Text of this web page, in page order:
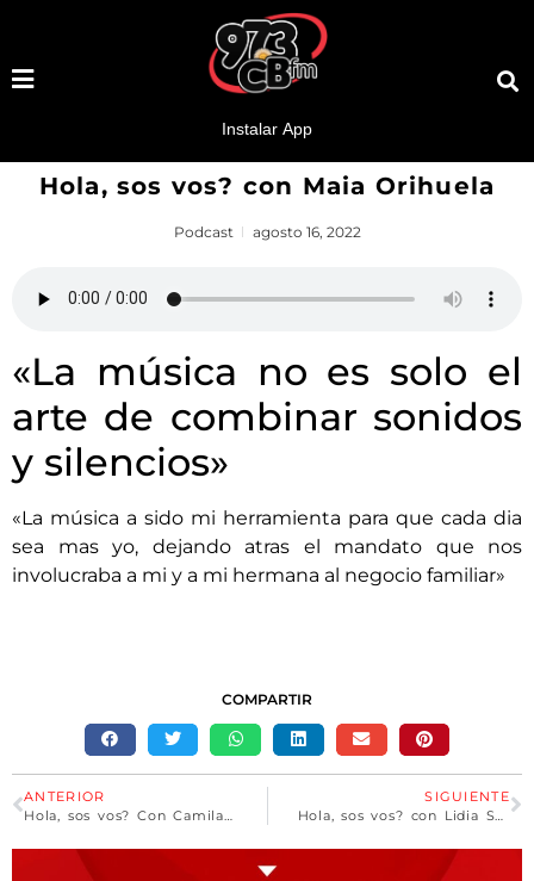
Hola, sos vos? con Maia Orihuela
Podcast agosto 16, 2022
«La música no es solo el
arte de combinar sonidos
y silencios»
«La música a sido mi herramienta para que cada dia
sea mas yo, dejando atras el mandato que nos
involucraba a mi y a mi hermana al negocio familiar»
COMPARTIR
ANTERIOR
Hola, sos vos? Con Camila Baldomir
SIGUIENTE
Hola, sos vos? con Lidia Sosa